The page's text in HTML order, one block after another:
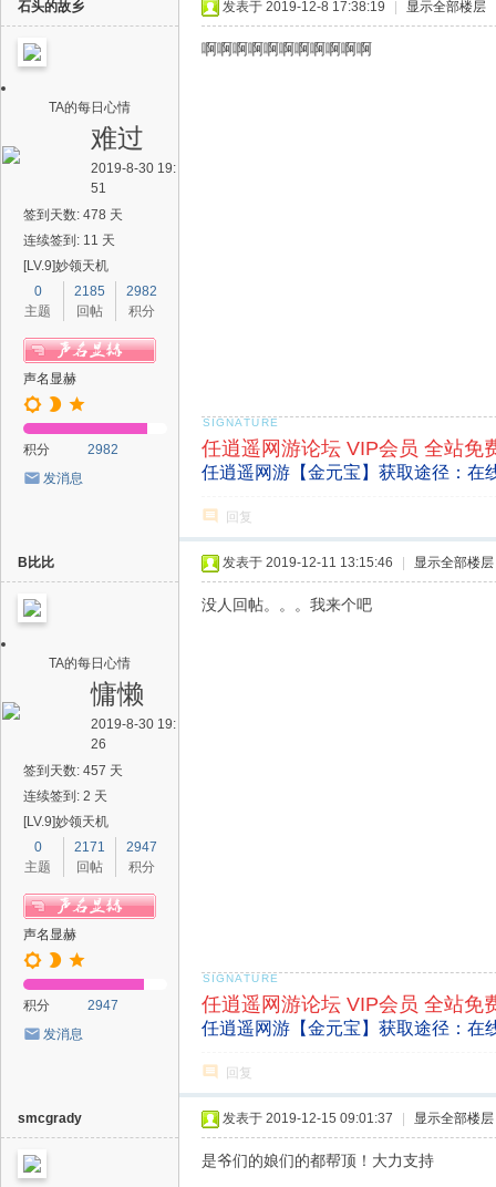
石头的故乡
TA的每日心情
难过
2019-8-30 19:
51
签到天数: 478 天
连续签到: 11 天
[LV.9]妙领天机
0
主题
2185
回帖
2982
积分
声名显赫
积分
2982
发消息
发表于 2019-12-8 17:38:19 显示全部楼层
啊啊啊啊啊啊啊啊啊啊啊
任逍遥网游论坛 VIP会员 全站免
任逍遥网游【金元宝】获取途径：在
回复
B比比
TA的每日心情
慵懒
2019-8-30 19:
26
签到天数: 457 天
连续签到: 2 天
[LV.9]妙领天机
0
主题
2171
回帖
2947
积分
声名显赫
积分
2947
发消息
发表于 2019-12-11 13:15:46 显示全部楼层
没人回帖。。。我来个吧
任逍遥网游论坛 VIP会员 全站免
任逍遥网游【金元宝】获取途径：在
回复
smcgrady 发表于 2019-12-15 09:01:37 显示全部楼层
是爷们的娘们的都帮顶！大力支持